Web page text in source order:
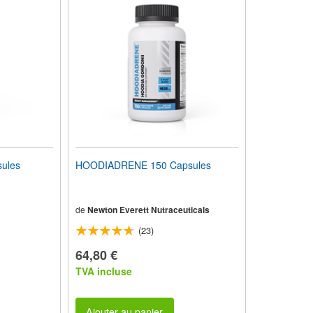
HOODIADRENE 150 Capsules
de Newton Everett Nutraceuticals
(23)
64,80 €
TVA incluse